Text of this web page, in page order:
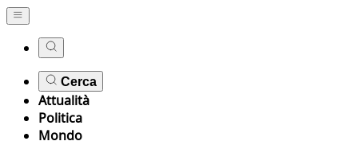
Cerca
Attualità
Politica
Mondo